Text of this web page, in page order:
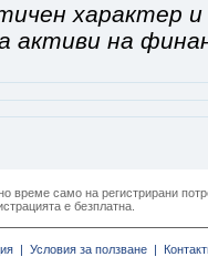
характер и
активи на
време само на регистрирани
е безплатна.
| Условия за ползване |